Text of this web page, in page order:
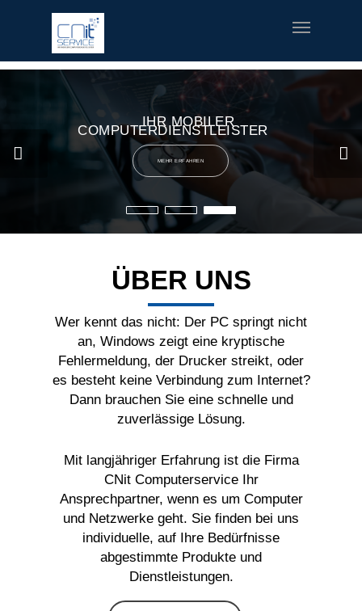
fred meyer gift card
fusion coupons build a bear printable coupon 10
rush music
special welcome coupon
IHR MOBILER
COMPUTERDIENSTLEISTER
MEHR ERFAHREN
ÜBER UNS
Wer kennt das nicht: Der PC springt nicht
an, Windows zeigt eine kryptische
Fehlermeldung, der Drucker streikt, oder
es besteht keine Verbindung zum Internet?
Dann brauchen Sie eine schnelle und
zuverlässige Lösung.
Mit langjähriger Erfahrung ist die Firma
CNit Computerservice Ihr
Ansprechpartner, wenn es um Computer
und Netzwerke geht. Sie finden bei uns
individuelle, auf Ihre Bedürfnisse
abgestimmte Produkte und
Dienstleistungen.